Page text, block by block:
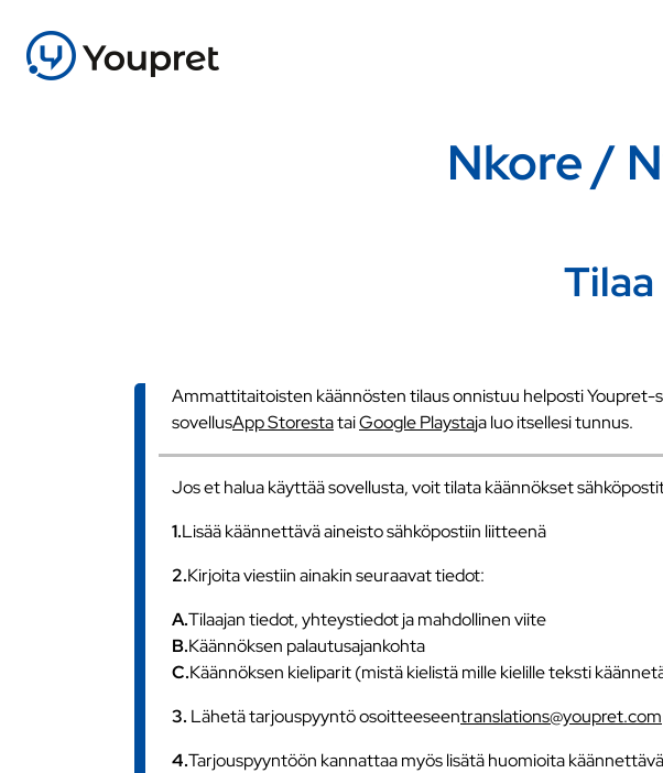
Nkore /
Ammattitaitoisten käännösten tilaus onnistuu helposti Youpret-
sovellusApp StorestataiGoogle Playstaja luo itsellesi tunnus.
Jos et halua käyttää sovellusta, voit tilata käännökset
1.Lisää käännettävä aineisto sähköpostiin liitteenä
2.Kirjoita viestiin ainakin seuraavat tiedot:
A.Tilaajan tiedot, yhteystiedot ja mahdollinen viite
B.Käännöksen palautusajankohta
C.Käännöksen kieliparit (mistä kielistä mille kielille teksti
3. Lähetä tarjouspyyntö osoitteeseentranslations@youpret.com
4.Tarjouspyyntöön kannattaa myös lisätä huomioita